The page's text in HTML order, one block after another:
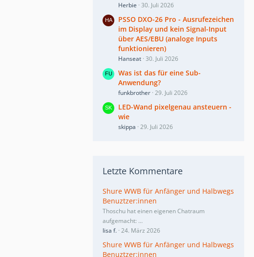
Herbie 30. Juli 2026
PSSO DXO-26 Pro - Ausrufezeichen
im Display und kein Signal-Input
über AES/EBU (analoge Inputs
funktionieren)
Hanseat 30. Juli 2026
Was ist das für eine Sub-
Anwendung?
funkbrother 29. Juli 2026
LED-Wand pixelgenau ansteuern -
wie
skippa 29. Juli 2026
Letzte Kommentare
Shure WWB für Anfänger und Halbwegs
Benuztzer:innen
Thoschu hat einen eigenen Chatraum
aufgemacht: …
lisa f. 24. März 2026
Shure WWB für Anfänger und Halbwegs
Benuztzer:innen